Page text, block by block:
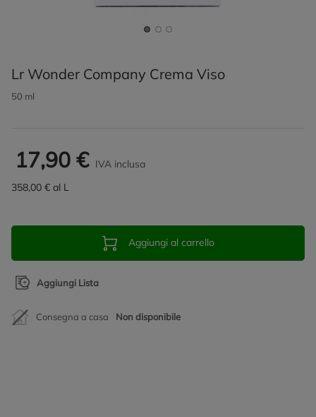
Lr Wonder Company Crema Viso
50 ml
17,90 € IVA inclusa
358,00 € al L
Aggiungi al carrello
Aggiungi Lista
Consegna a casa Non disponibile